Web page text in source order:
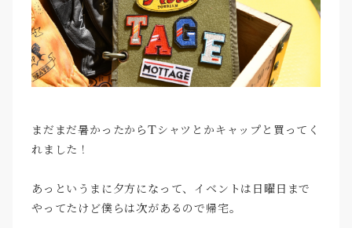
まだまだ暑かったからTシャツとかキャップと買ってく
れました！
あっというまに夕方になって、イベントは日曜日まで
やってたけど僕らは次があるので帰宅。